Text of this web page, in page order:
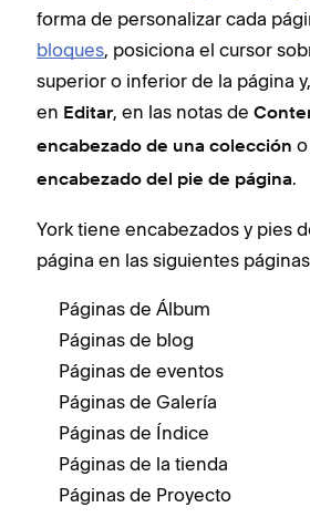
forma de personalizar cada
bloques, posiciona el cursor
superior o inferior de la página
en Editar, en las notas de
encabezado de una colección o
encabezado del pie de página.
York tiene encabezados y pies
página en las siguientes
Páginas de Álbum
Páginas de blog
Páginas de eventos
Páginas de Galería
Páginas de Índice
Páginas de la tienda
Páginas de Proyecto